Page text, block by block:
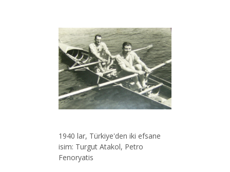
1940 lar, Türkiye'den iki efsane
isim: Turgut Atakol, Petro
Fenoryatis